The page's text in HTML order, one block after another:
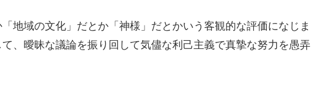
地域の文化」だとか「神様」だとかいう客観的な評価になじま
、曖昧な議論を振り回して気儘な利己主義で真摯な努力を愚弄